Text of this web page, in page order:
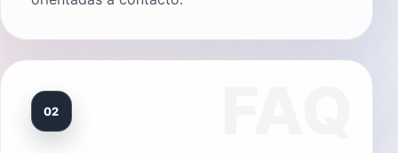
02